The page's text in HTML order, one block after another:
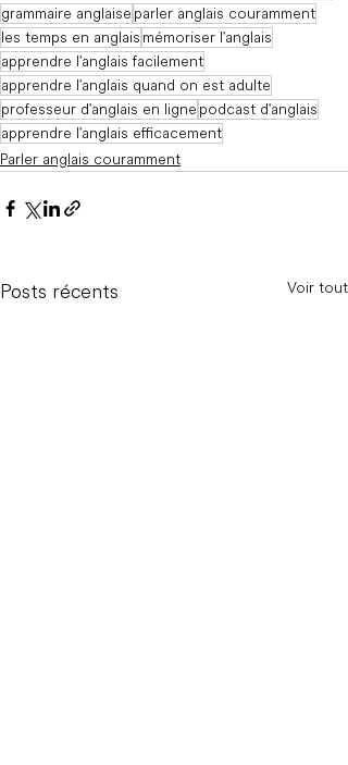
grammaire anglaise parler anglais couramment
les temps en anglais mémoriser l'anglais
apprendre l'anglais facilement
apprendre l'anglais quand on est adulte
professeur d'anglais en ligne podcast d'anglais
apprendre l'anglais efficacement
Parler anglais couramment
Posts récents Voir tout